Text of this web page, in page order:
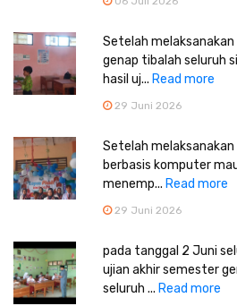
Setelah
genap tibalah seluruh
hasil uj... Read more
29 Juni 2026
Setelah melaksanakan
berbasis komputer
menemp... Read more
29 Juni 2026
pada tanggal 2 Juni
ujian akhir semester
seluruh ... Read more